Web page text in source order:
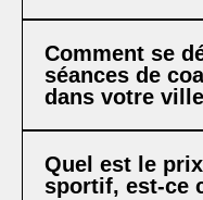
Comment se
séances de
dans votre
Quel est le
sportif, est-ce